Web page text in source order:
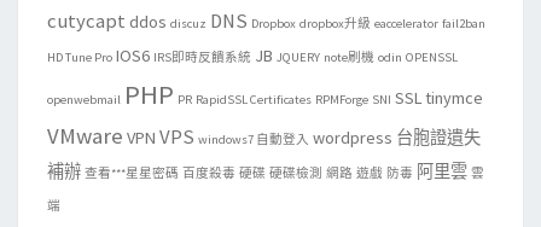
cutycapt ddos discuz DNS Dropbox dropbox升級 eaccelerator fail2ban
HD Tune Pro IOS6 IRS即時反饋系統 JB JQUERY note刷機 odin OPENSSL
openwebmail PHP PR RapidSSL Certificates RPMForge SNI SSLtinymce
VMware VPN VPS windows7 自動登入 wordpress 台胞證遺失
補辦 查看***星星密碼 百度殺毒 硬碟 硬碟檢測 網路 遊戲 防毒 阿里雲 雲
端